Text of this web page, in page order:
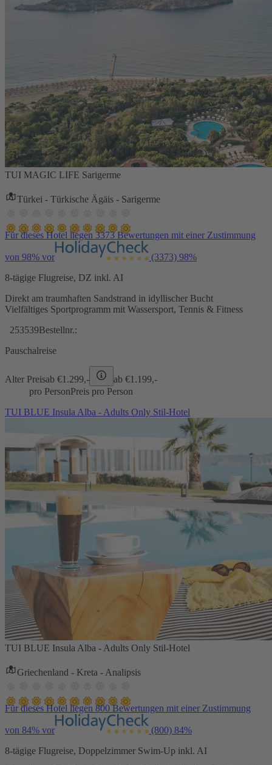
TUI MAGIC LIFE Sarigerme
Türkei - Türkische Ägäis - Sarigerme
Für dieses Hotel liegen 3373 Bewertungen mit einer Zustimmung
von 98% vor (3373) 98%
8-tägige Flugreise, DZ inkl. AI
Direkt am traumhaften Sandstrand in idyllischer Bucht
Vielfältiges Sportprogramm mit Wassersport, Tennis & Fitness
253539Bestellnr.:
Pauschalreise
Alter Preisab €1.299,- ab €1.199,-
pro PersonPreis pro Person
TUI BLUE Insula Alba - Adults Only Stil-Hotel
TUI BLUE Insula Alba - Adults Only Stil-Hotel
Griechenland - Kreta - Analipsis
Für dieses Hotel liegen 800 Bewertungen mit einer Zustimmung
von 84% vor (800) 84%
8-tägige Flugreise, Doppelzimmer Swim-Up inkl. AI